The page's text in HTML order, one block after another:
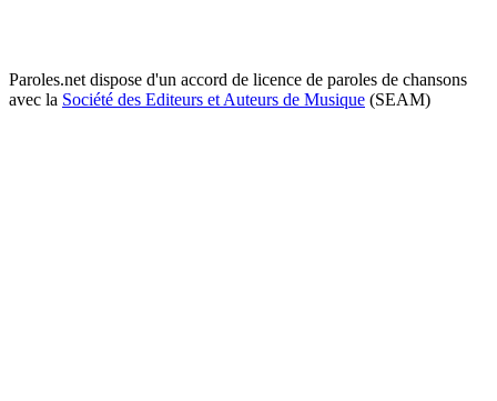
Paroles.net dispose d'un accord de licence de paroles de chansons
avec la Société des Editeurs et Auteurs de Musique (SEAM)